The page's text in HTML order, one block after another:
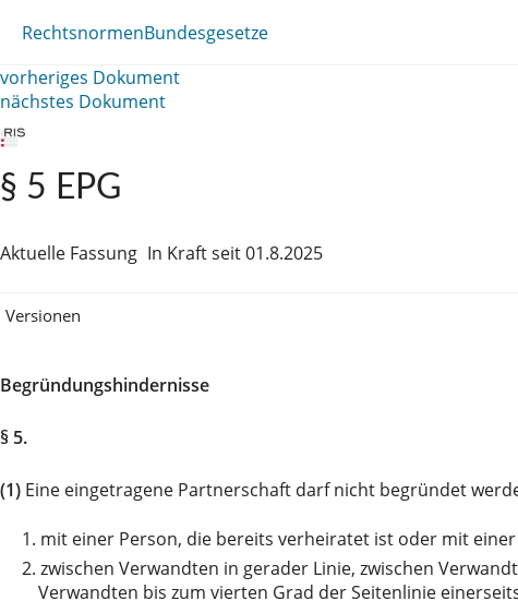
RechtsnormenBundesgesetze
vorheriges Dokument
nächstes Dokument
§ 5 EPG
Aktuelle Fassung In Kraft seit 01.8.2025
Versionen
Begründungshindernisse
§ 5.
(1) Eine eingetragene Partnerschaft darf nicht begründet
1. mit einer Person, die bereits verheiratet ist oder mit
2. zwischen Verwandten in gerader Linie, zwischen
Verwandten bis zum vierten Grad der Seitenlinie